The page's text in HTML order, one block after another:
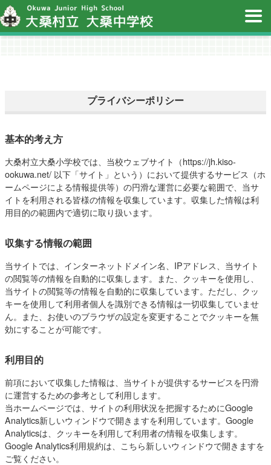
プライバシーポリシー
基本的考え方
大桑村立大桑小学校では、当校ウェブサイト（https://jh.kiso-
ookuwa.net/ 以下「サイト」という）において提供するサービス（ホ
ームページによる情報提供等）の円滑な運営に必要な範囲で、当サ
イトを利用される皆様の情報を収集しています。収集した情報は利
用目的の範囲内で適切に取り扱います。
収集する情報の範囲
当サイトでは、インターネットドメイン名、IPアドレス、当サイト
の閲覧等の情報を自動的に収集します。また、クッキーを使用し、
当サイトの閲覧等の情報を自動的に収集しています。ただし、クッ
キーを使用して利用者個人を識別できる情報は一切収集していませ
ん。また、お使いのブラウザの設定を変更することでクッキーを無
効にすることが可能です。
利用目的
前項において収集した情報は、当サイトが提供するサービスを円滑
に運営するための参考として利用します。
当ホームページでは、サイトの利用状況を把握するためにGoogle
Analytics新しいウィンドウで開きますを利用しています。Google
Analyticsは、クッキーを利用して利用者の情報を収集します。
Google Analytics利用規約は、こちら新しいウィンドウで開きますを
ご覧ください。